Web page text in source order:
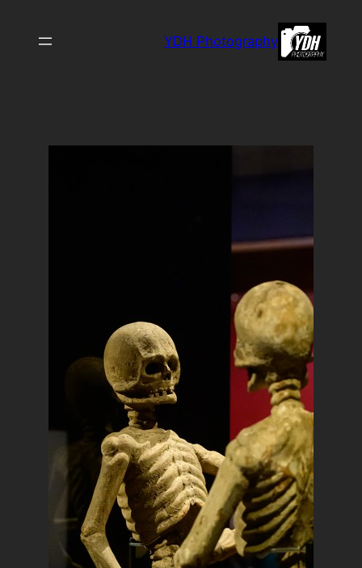
YDH Photography